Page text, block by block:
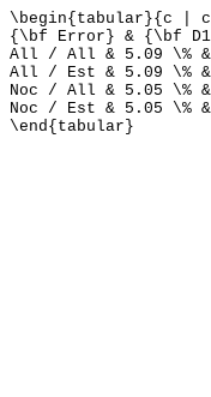
\begin{tabular}{c |
{\bf Error} & {\bf
All / All & 5.09 \% &
All / Est & 5.09 \%
Noc / All & 5.05 \%
Noc / Est & 5.05 \%
\end{tabular}